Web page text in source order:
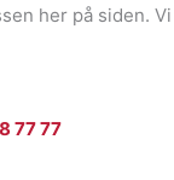
her på
77 77